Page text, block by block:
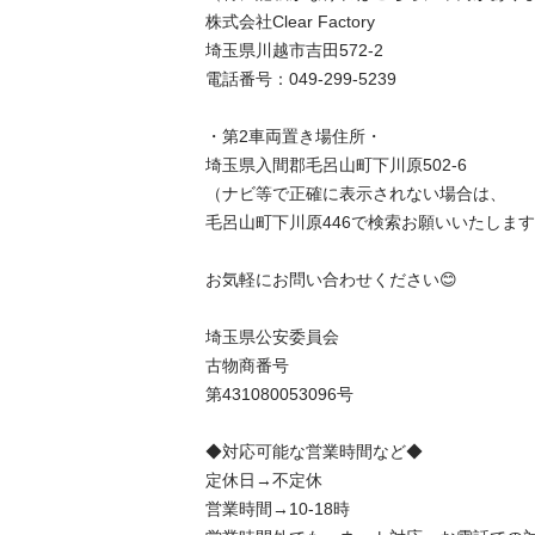
株式会社Clear Factory
埼玉県川越市吉田572-2
電話番号：049-299-5239
・第2車両置き場住所・
埼玉県入間郡毛呂山町下川原502-6
（ナビ等で正確に表示されない場合は、
毛呂山町下川原446で検索お願いいたしま
お気軽にお問い合わせください😊
埼玉県公安委員会
古物商番号
第431080053096号
◆対応可能な営業時間など◆
定休日→不定休
営業時間→10-18時